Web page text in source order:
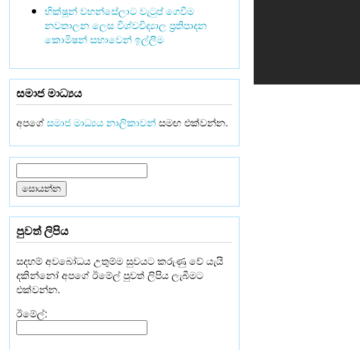
භික්ෂූන් වහන්සේලාට වැටුප් ගෙවීම
නවතාලන ලෙස විශ්වවිද්‍යාල ප්‍රතිපාදන
කොමිෂන් සභාවෙන් ඉල්ලීම
සමාජ මාධ්‍යය
අපගේසමාජ මාධ්‍යය නාලිකාවන්සමඟ එක්වන්න.
පුවත් ලිපිය
සදහම් අවබෝධය උතුම්ම සුවයට කරුණු වේ යැයි
දකින්නෝ අපගේ ඊමේල් පුවත් ලිපිය ලැබීමට
එක්වන්න.
ඊමේල්: